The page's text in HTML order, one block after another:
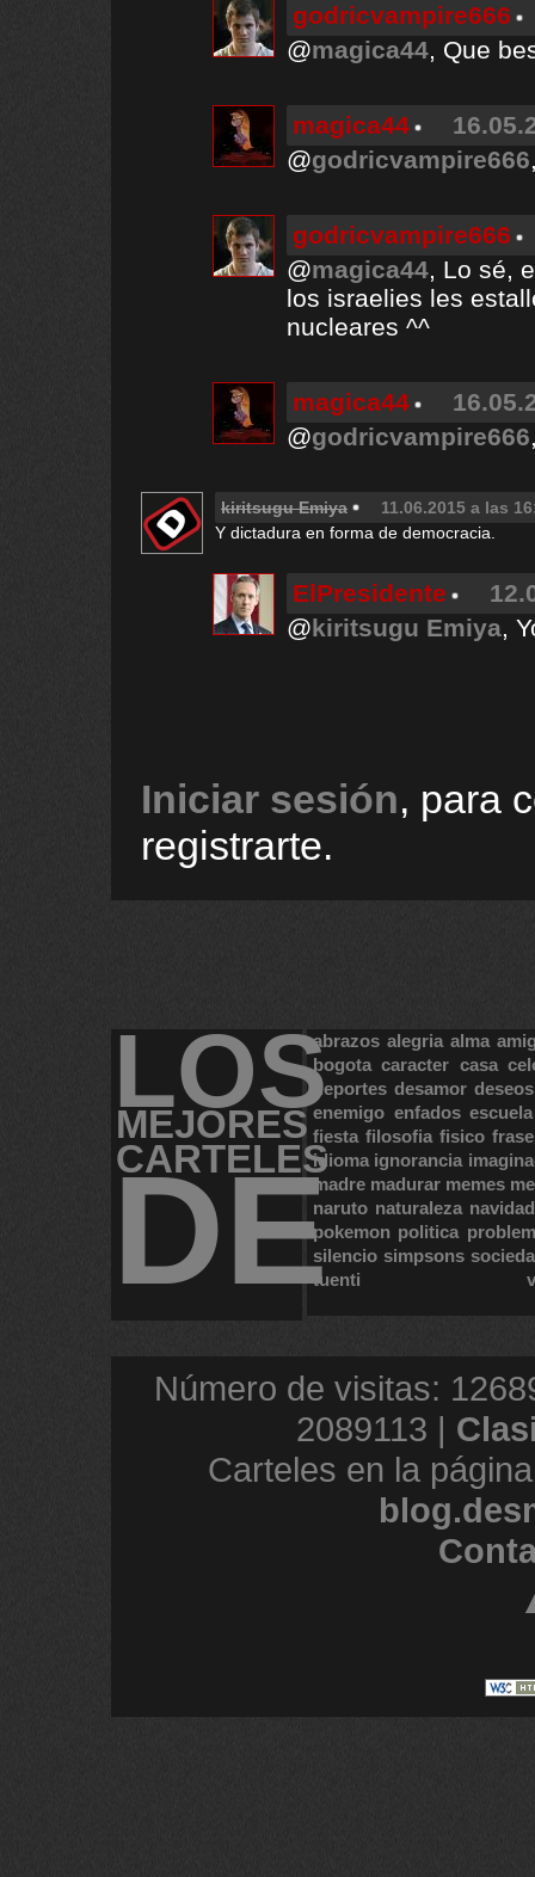
godricvampire666
@magica44, Que
magica44
@godricvampire666
godricvampire666
@magica44, Lo sé,
los israelies les
nucleares ^^
magica44
@godricvampire666
kiritsugu Emiya
11.06.2015 a las
Y dictadura en forma de democracia.
ElPresidente
@kiritsugu Emiya,
Iniciar sesión, para
registrarte.
LOS
MEJORES
CARTELES
DE
abrazos alegria alma
bogota caracter casa
deportes desamor deseos
enemigo enfados escuela
fiesta filosofia fisico
idioma ignorancia
madre madurar memes
naruto naturaleza navidad
pokemon politica
silencio simpsons
tuenti
Número de visitas:
2089113 |
Carteles en la